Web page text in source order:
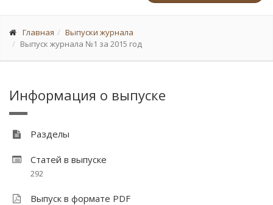
Главная
Выпуски журнала
Выпуск журнала №1 за 2015 год
Информация о выпуске
Разделы
Статей в выпуске
292
Выпуск в формате PDF